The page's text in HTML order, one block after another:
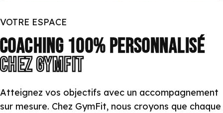
VOTRE ESPACE
COACHING 100% PERSONNALISÉ
CHEZ GYMFIT
Atteignez vos objectifs avec un accompagnement
sur mesure. Chez GymFit, nous croyons que chaque